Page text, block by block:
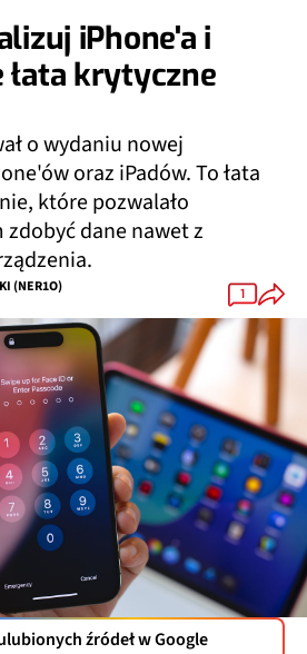
iPhone'a i
łata krytyczne
o wydaniu nowej
oraz iPadów. To łata
które pozwalało
dane nawet z
(NER1O)
1
źródeł w Google